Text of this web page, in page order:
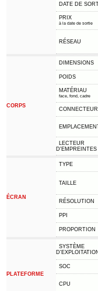
DATE DE
PRIX
à la date de sortie
RÉSEAU
CORPS
DIMENSIONS
POIDS
MATÉRIAU
face, fond, cadre
CONNECTEUR
LECTEUR
D'EMPREINTES
ÉCRAN
TYPE
TAILLE
RÉSOLUTION
PPI
PROPORTION
PLATEFORME
SYSTÈME
D'EXPLOITATION
SOC
CPU